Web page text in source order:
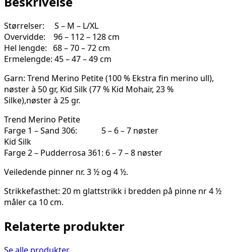
antall
Størrelser: S – M – L/XL
Overvidde: 96 – 112 – 128 cm
Hel lengde: 68 – 70 – 72 cm
Ermelengde: 45 – 47 – 49 cm
Garn: Trend Merino Petite (100 % Ekstra fin merino ull),
nøster à 50 gr, Kid Silk (77 % Kid Mohair, 23 %
Silke),nøster à 25 gr.
Trend Merino Petite
Farge 1 – Sand 306: 5 – 6 – 7 nøster
Kid Silk
Farge 2 – Pudderrosa 361: 6 – 7 – 8 nøster
Veiledende pinner nr. 3 ½ og 4 ½.
Strikkefasthet: 20 m glattstrikk i bredden på pinne nr 4 ½
måler ca 10 cm.
Relaterte produkter
Se alle produkter